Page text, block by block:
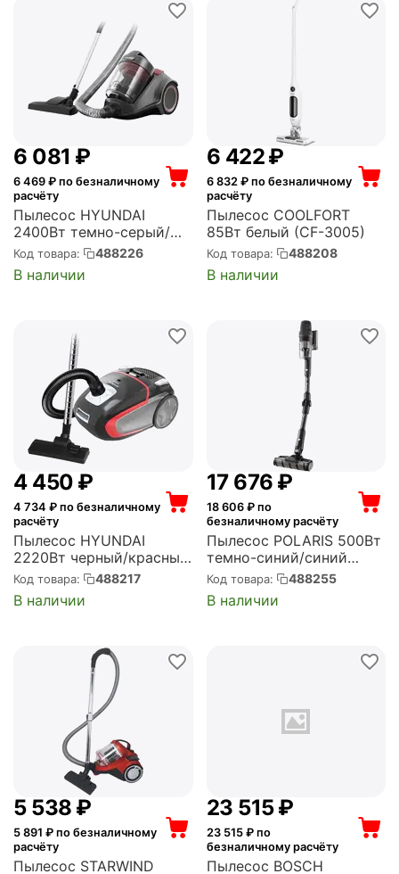
6 081 ₽
6 469 ₽ по безналичному
расчёту
Пылесос HYUNDAI
2400Вт темно-серый/
серый (HYV-C4500)
Код товара: 488226
В наличии
6 422₽
6 832 ₽ по безналичному
расчёту
Пылесос COOLFORT
85Вт белый (CF-3005)
Код товара: 488208
В наличии
4 450 ₽
4 734 ₽ по безналичному
расчёту
Пылесос HYUNDAI
2220Вт черный/красный
(в компл.:1мешок) (HYV-
B4995)
Код товара: 488217
В наличии
17 676 ₽
18 606₽ по
безналичному расчёту
Пылесос POLARIS 500Вт
темно-синий/синий
(PVCS 4050)
Код товара: 488255
В наличии
5 538 ₽
5 891 ₽ по безналичному
расчёту
Пылесос STARWIND
23 515₽
23 515₽ по
безналичному расчёту
Пылесос BOSCH